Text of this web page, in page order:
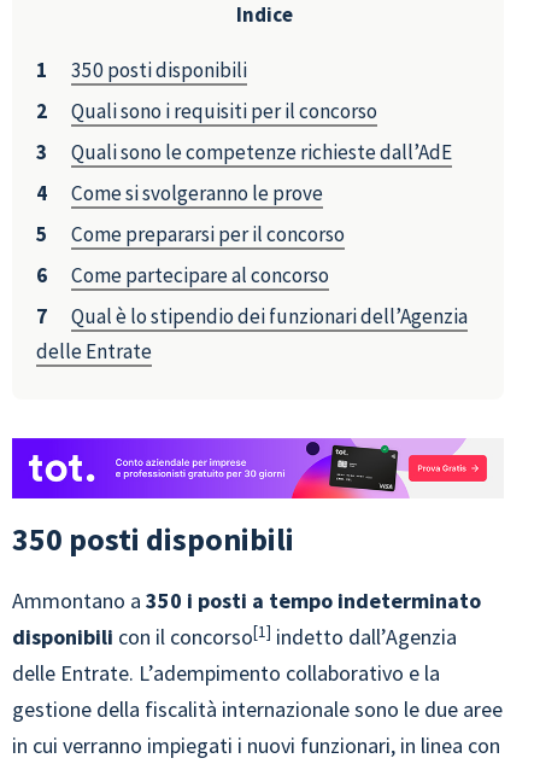
Indice
350 posti disponibili
Quali sono i requisiti per il concorso
Quali sono le competenze richieste dall’AdE
Come si svolgeranno le prove
Come prepararsi per il concorso
Come partecipare al concorso
Qual è lo stipendio dei funzionari dell’Agenzia
delle Entrate
350 posti disponibili
Ammontano a 350 i posti a tempo indeterminato
disponibili con il concorso 1 indetto dall’Agenzia
delle Entrate. L’adempimento collaborativo e la
gestione della fiscalità internazionale sono le due aree
in cui verranno impiegati i nuovi funzionari, in linea con